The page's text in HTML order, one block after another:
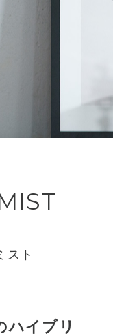
スト
ハイブリ